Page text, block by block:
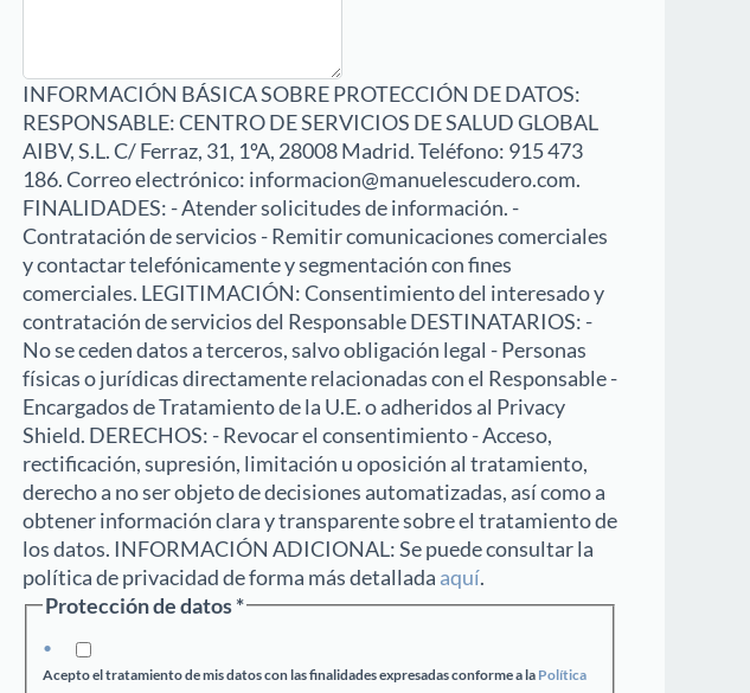
INFORMACIÓN BÁSICA SOBRE PROTECCIÓN DE DATOS:
RESPONSABLE: CENTRO DE SERVICIOS DE SALUD GLOBAL
AIBV, S.L. C/ Ferraz, 31, 1ºA, 28008 Madrid. Teléfono: 915 473
186. Correo electrónico: informacion@manuelescudero.com.
FINALIDADES: - Atender solicitudes de información. -
Contratación de servicios - Remitir comunicaciones comerciales
y contactar telefónicamente y segmentación con fines
comerciales. LEGITIMACIÓN: Consentimiento del interesado y
contratación de servicios del Responsable DESTINATARIOS: -
No se ceden datos a terceros, salvo obligación legal - Personas
físicas o jurídicas directamente relacionadas con el Responsable -
Encargados de Tratamiento de la U.E. o adheridos al Privacy
Shield. DERECHOS: - Revocar el consentimiento - Acceso,
rectificación, supresión, limitación u oposición al tratamiento,
derecho a no ser objeto de decisiones automatizadas, así como a
obtener información clara y transparente sobre el tratamiento de
los datos. INFORMACIÓN ADICIONAL: Se puede consultar la
política de privacidad de forma más detallada aquí.
Protección de datos*
Acepto el tratamiento de mis datos con las finalidades expresadas conforme a la Política